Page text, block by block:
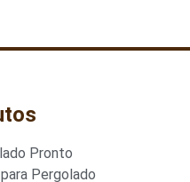
Pronto
Pergolado